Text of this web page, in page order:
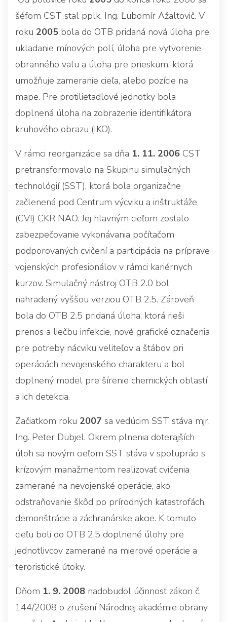
šéfom CST stal pplk. Ing. Ľubomír Ažaltovič. V
roku 2005 bola do OTB pridaná nová úloha pre
ukladanie mínových polí, úloha pre vytvorenie
obranného valu a úloha pre prieskum, ktorá
umožňuje zameranie cieľa, alebo pozície na
mape. Pre protilietadlové jednotky bola
doplnená úloha na zobrazenie identifikátora
kruhového obrazu (IKO).
V rámci reorganizácie sa dňa 1. 11. 2006 CST
pretransformovalo na Skupinu simulačných
technológií (SST), ktorá bola organizačne
začlenená pod Centrum výcviku a inštruktáže
(CVI) CKR NAO. Jej hlavným cieľom zostalo
zabezpečovanie vykonávania počítačom
podporovaných cvičení a participácia na príprave
vojenských profesionálov v rámci kariérnych
kurzov. Simulačný nástroj OTB 2.0 bol
nahradený vyššou verziou OTB 2.5. Zároveň
bola do OTB 2.5 pridaná úloha, ktorá rieši
prenos a liečbu infekcie, nové grafické označenia
pre potreby nácviku veliteľov a štábov pri
operáciách nevojenského charakteru a bol
doplnený model pre šírenie chemických oblastí
a ich detekcia.
Začiatkom roku 2007 sa vedúcim SST stáva mjr.
Ing. Peter Dubjel. Okrem plnenia doterajších
úloh sa novým cieľom SST stáva v spolupráci s
krízovým manažmentom realizovať cvičenia
zamerané na nevojenské operácie, ako
odstraňovanie škôd po prírodných katastrofách,
demonštrácie a záchranárske akcie. K tomuto
cieľu boli do OTB 2.5 doplnené úlohy pre
jednotlivcov zamerané na mierové operácie a
teroristické útoky.
Dňom 1. 9. 2008 nadobudol účinnosť zákon č.
144/2008 o zrušení Národnej akadémie obrany